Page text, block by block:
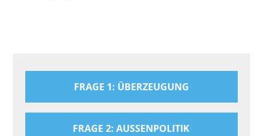
FRAGE 1: ÜBERZEUGUNG
FRAGE 2: AUSSENPOLITIK